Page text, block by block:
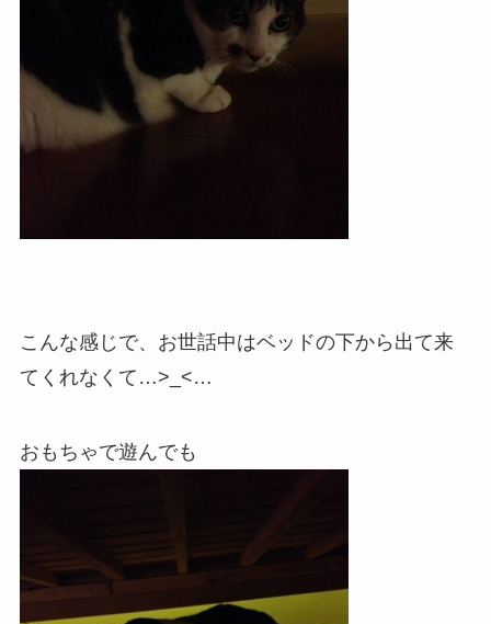
こんな感じで、お世話中はベッドの下から出て来
てくれなくて…>_<…
おもちゃで遊んでも